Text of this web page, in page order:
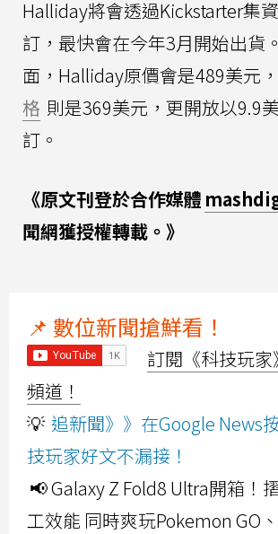
Halliday將會透過Kickstarter集
訂，最快會在今年3月開始出貨
面，Halliday原價會是489美元
格 則是369美元，更開放以9.9
訂。
《原文刊登於合作媒體
聞網獲授權轉載。》
📌 數位新聞搶鮮看！
訂閱《科技玩家
頻道！
💡 追新聞》》在Google News
技玩家好文不漏接！
📢 Galaxy Z Fold8 Ultra開箱！
工效能 同時爽玩Pokemon GO